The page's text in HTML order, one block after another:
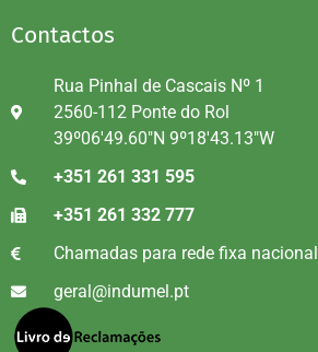
Contactos
Rua Pinhal de Cascais Nº 1
2560-112 Ponte do Rol
39º06'49.60"N 9º18'43.13"W
+351 261 331 595
+351 261 332 777
Chamadas para rede fixa nacional
geral@indumel.pt